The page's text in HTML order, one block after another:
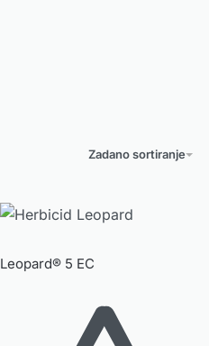
Zadano sortiranje
Leopard® 5 EC